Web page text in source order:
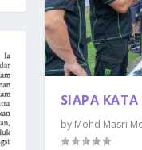
SIAPA
by Mohd Masri